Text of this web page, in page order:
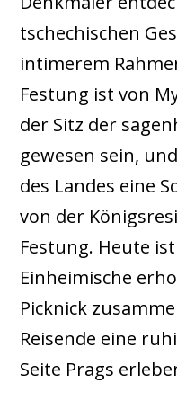
tschechischen
intimerem
Festung ist von
der Sitz der
gewesen sein,
des Landes eine
von der
Festung. Heute
Einheimische
Picknick
Reisende eine
Seite Prags